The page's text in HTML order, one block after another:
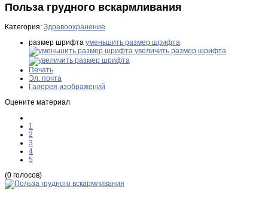
Польза грудного вскармливания
Категория: Здравоохранение
размер шрифта уменьшить размер шрифта
увеличить размер шрифта
Печать
Эл. почта
Галерея изображений
Оцените материал
1
2
3
4
5
(0 голосов)